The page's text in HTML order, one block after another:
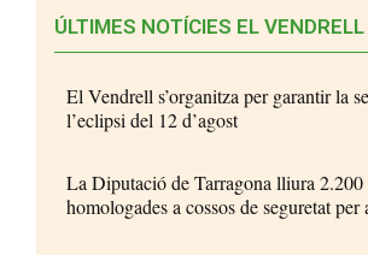
ÚLTIMES NOTÍCIES EL VENDRELL
El Vendrell s’organitza per garantir la
l’eclipsi del 12 d’agost
La Diputació de Tarragona lliura 2.200
homologades a cossos de seguretat per